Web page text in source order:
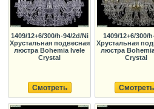
1409/12+6/300/h-94/2d/Ni
Хрустальная подвесная
люстра Bohemia Ivele
Crystal
Смотреть
1409/12+6/300/
Хрустальная
люстра
Crystal
Смотреть